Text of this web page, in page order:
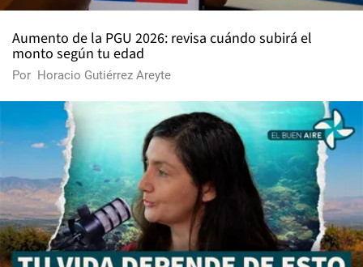
Aumento de la PGU 2026: revisa cuándo subirá el
monto según tu edad
Por Horacio Gutiérrez Areyte